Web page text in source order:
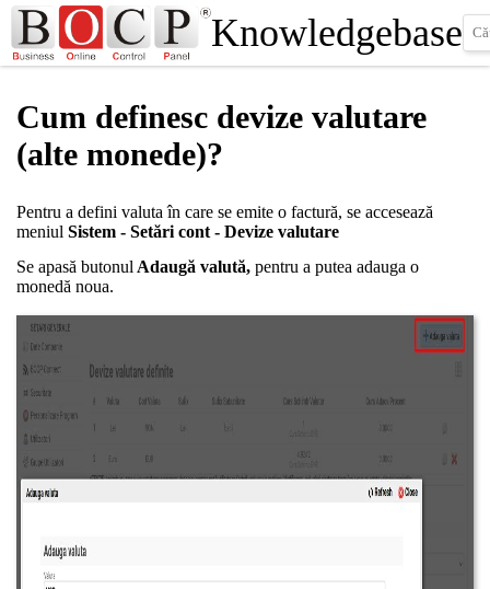
Knowledgebase
Cum definesc devize valutare
(alte monede)?
Pentru a defini valuta în care se emite o factură, se accesează
meniul Sistem - Setări cont - Devize valutare
Se apasă butonul Adaugă valută, pentru a putea adauga o
monedă noua.